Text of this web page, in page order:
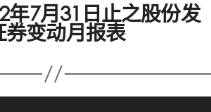
年7月31日止之股份发
券变动月报表